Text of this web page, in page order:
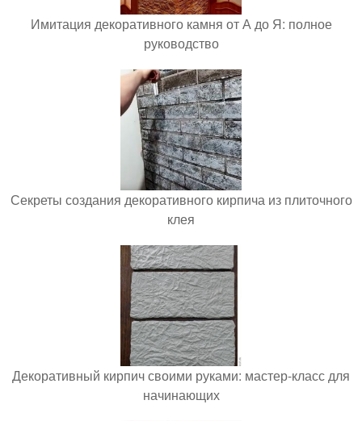
Имитация декоративного камня от А до Я: полное
руководство
Секреты создания декоративного кирпича из плиточного
клея
Декоративный кирпич своими руками: мастер-класс для
начинающих